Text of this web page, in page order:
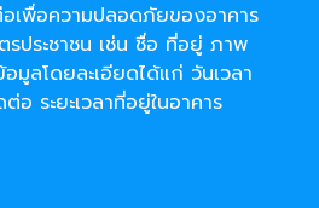
เพื่อความปลอดภัยของอาคาร
ประชาชน เช่น ชื่อ ที่อยู่ ภาพ
มูลโดยละเอียดได้แก่ วันเวลา
ระยะเวลาที่อยู่ในอาคาร